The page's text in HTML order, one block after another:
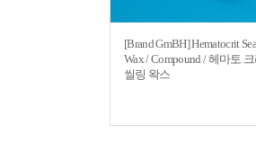
[Brand GmBH] Hematocrit
Wax / Compound / 헤마토
씰링 왁스